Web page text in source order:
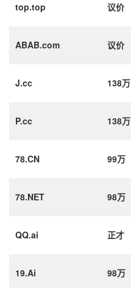
top.top 议价
ABAB.com 议价
J.cc 138万
P.cc 138万
78.CN 99万
78.NET 98万
QQ.ai 正才
19.Ai 98万